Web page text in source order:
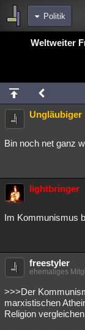
Politik
Bereiche
Chat Wiki
meine Rubriken
Menschen
Spiritualität
weitere Rubriken
Philosophie
Musik Clash
Übersichten
Besucht
Lesenswert
Weltweiter
Ungläubiger
Bin noch net ganz
lightbringer
Im Kommunismus
freestyler
ehemaliges
>>>Der
marxistischen
Religion